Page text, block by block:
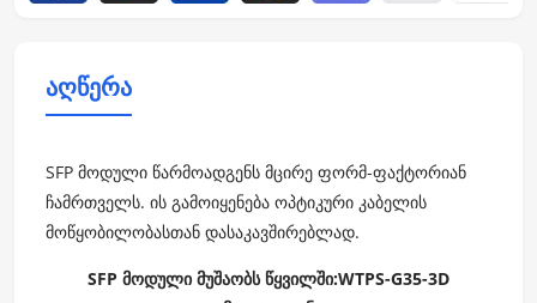
აღწერა
SFP მოდული წარმოადგენს მცირე ფორმ-ფაქტორიან
ჩამრთველს. ის გამოიყენება ოპტიკური კაბელის
მოწყობილობასთან დასაკავშირებლად.
SFP მოდული მუშაობს წყვილში:WTPS-G35-3D